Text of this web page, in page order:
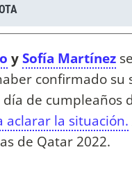
ySofía Martínez
confirmado su
de cumpleaños
aclarar la situación.
de Qatar 2022.